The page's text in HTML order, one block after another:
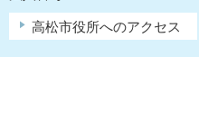
高松市役所へのアクセス